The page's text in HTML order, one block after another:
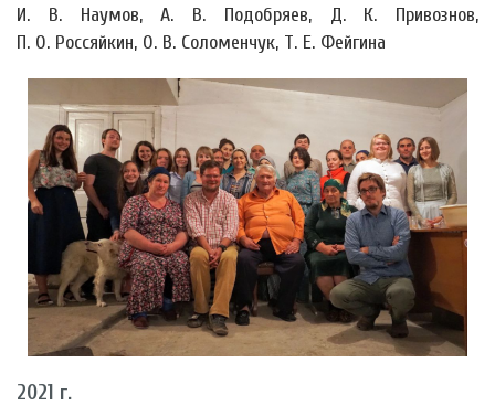
И. В. Наумов, А. В. Подобряев, Д. К. Привознов,
П. О. Россяйкин, О. В. Соломенчук, Т. Е. Фейгина
2021 г.